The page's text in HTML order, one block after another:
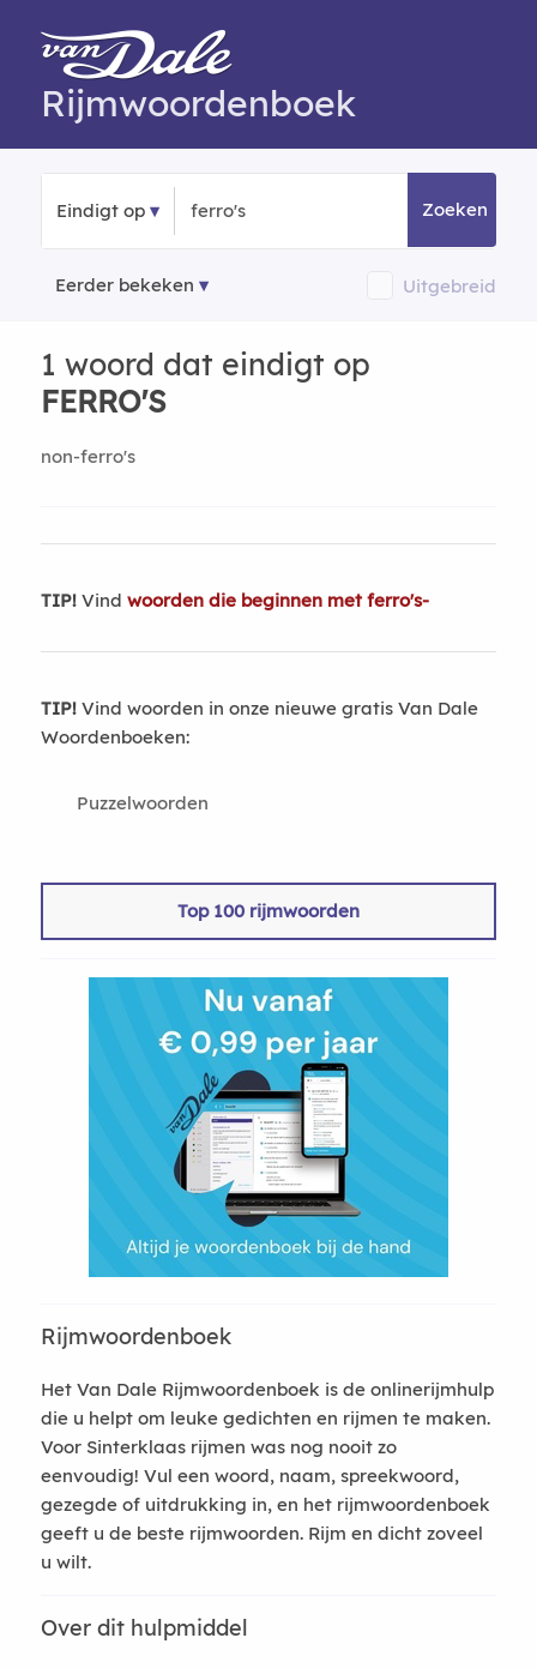
Rijmwoordenboek
Eindigt op Zoeken
Eerder bekeken Uitgebreid
1 woord dat eindigt op
FERRO'S
non-ferro's
TIP!Vind woorden die beginnen met ferro's-
TIP!Vind woorden in onze nieuwe gratis Van Dale
Woordenboeken:
Puzzelwoorden
Top 100 rijmwoorden
Rijmwoordenboek
Het Van Dale Rijmwoordenboek is de onlinerijmhulp
die u helpt om leuke gedichten en rijmen te maken.
Voor Sinterklaas rijmen was nog nooit zo
eenvoudig! Vul een woord, naam, spreekwoord,
gezegde of uitdrukking in, en het rijmwoordenboek
geeft u de beste rijmwoorden. Rijm en dicht zoveel
u wilt.
Over dit hulpmiddel